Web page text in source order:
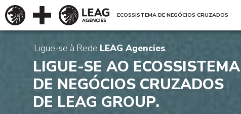
ECOSSISTEMA DE NEGÓCIOS CRUZADOS
Ligue-se à Rede LEAG Agencies.
LIGUE-SE AO ECOSSISTEMA
DE NEGÓCIOS CRUZADOS
DE LEAG GROUP.